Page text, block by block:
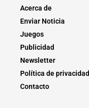
Acerca de
Enviar Noticia
Juegos
Publicidad
Newsletter
Política de privacidad
Contacto